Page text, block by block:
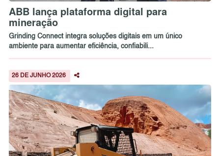
ABB lança plataforma digital para
mineração
Grinding Connect integra soluções digitais em um único
ambiente para aumentar eficiência, confiabili...
26 DE JUNHO 2026